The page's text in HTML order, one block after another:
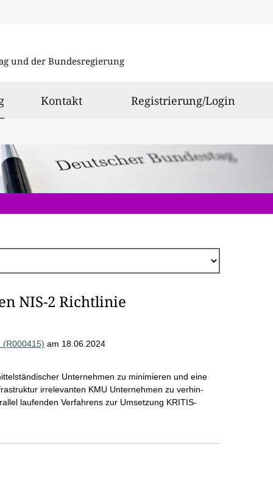
und der Bundesregierung
ausgewählt
Kontakt Registrierung/Login
NIS-2 Richtlinie
(R000415) am 18.06.2024
Unternehmen zu minimieren und eine
irrelevanten KMU Unternehmen zu verhin-
laufenden Verfahrens zur Umsetzung KRITIS-